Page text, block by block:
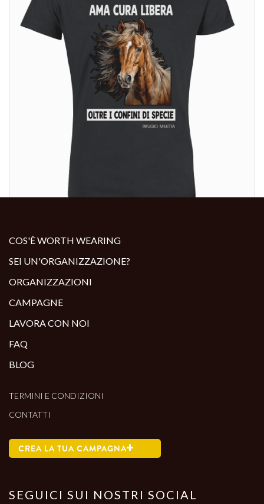
COS'È WORTH WEARING
SEI UN'ORGANIZZAZIONE?
ORGANIZZAZIONI
CAMPAGNE
LAVORA CON NOI
FAQ
BLOG
TERMINI E CONDIZIONI
CONTATTI
CREA LA TUA CAMPAGNA
SEGUICI SUI NOSTRI SOCIAL